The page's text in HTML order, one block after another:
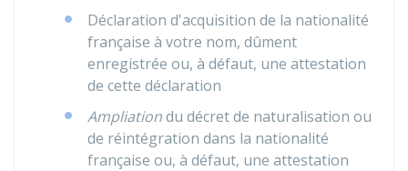
Déclaration d'acquisition de la nationalité
française à votre nom, dûment
enregistrée ou, à défaut, une attestation
de cette déclaration
Ampliationdu décret de naturalisation ou
de réintégration dans la nationalité
française ou, à défaut, une attestation